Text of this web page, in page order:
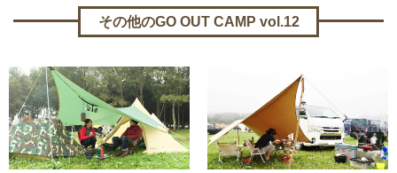
その他のGO OUT CAMP vol.12